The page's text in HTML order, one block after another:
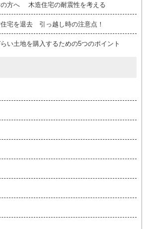
の方へ 木造住宅の耐震性を考える
宅を退去 引っ越し時の注意点！
い土地を購入するための5つのポイント